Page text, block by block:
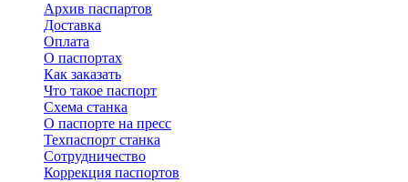
Архив паспартов
Доставка
Оплата
О паспортах
Как заказать
Что такое паспорт
Схема станка
О паспорте на пресс
Техпаспорт станка
Сотрудничество
Коррекция паспортов